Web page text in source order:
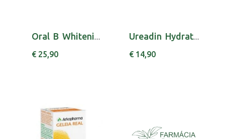
Oral B Whitening Esc Elect
€ 25,90
Ureadin Hydration ultra 10 lotion plus 400 ml...
€ 14,90